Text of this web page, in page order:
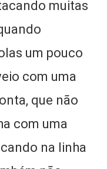
muitas
um pouco
com uma
que não
com uma
na linha